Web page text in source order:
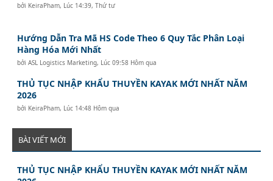
bởi KeiraPham, Lúc 14:39, Thứ tư
Hướng Dẫn Tra Mã HS Code Theo 6 Quy Tắc Phân Loại
Hàng Hóa Mới Nhất
bởiASL Logistics Marketing, Lúc 09:58 Hôm qua
THỦ TỤC NHẬP KHẨU THUYỀN KAYAK MỚI NHẤT NĂM
2026
bởi KeiraPham, Lúc 14:48 Hôm qua
BÀI VIẾT MỚI
THỦ TỤC NHẬP KHẨU THUYỀN KAYAK MỚI NHẤT NĂM